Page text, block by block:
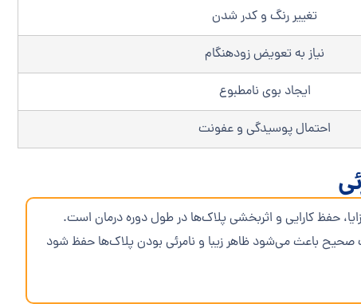
تغییر رنگ و کدر شدن
نیاز به تعویض زودهنگام
ایجاد بوی نامطبوع
احتمال پوسیدگی و عفونت
حفظ کارایی و اثربخشی پلاک‌ها در طول دوره درمان است.
صحیح باعث می‌شود ظاهر زیبا و نامرئی بودن پلاک‌ها حفظ شود